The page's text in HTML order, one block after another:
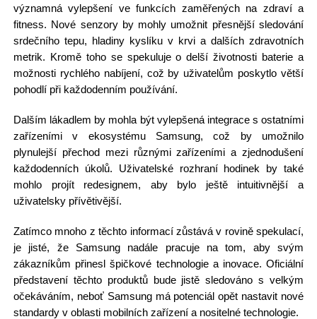
významná vylepšení ve funkcích zaměřených na zdraví a
fitness. Nové senzory by mohly umožnit přesnější sledování
srdečního tepu, hladiny kyslíku v krvi a dalších zdravotních
metrik. Kromě toho se spekuluje o delší životnosti baterie a
možnosti rychlého nabíjení, což by uživatelům poskytlo větší
pohodlí při každodenním používání.
Dalším lákadlem by mohla být vylepšená integrace s ostatními
zařízeními v ekosystému Samsung, což by umožnilo
plynulejší přechod mezi různými zařízeními a zjednodušení
každodenních úkolů. Uživatelské rozhraní hodinek by také
mohlo projít redesignem, aby bylo ještě intuitivnější a
uživatelsky přívětivější.
Zatímco mnoho z těchto informací zůstává v rovině spekulací,
je jisté, že Samsung nadále pracuje na tom, aby svým
zákazníkům přinesl špičkové technologie a inovace. Oficiální
představení těchto produktů bude jistě sledováno s velkým
očekáváním, neboť Samsung má potenciál opět nastavit nové
standardy v oblasti mobilních zařízení a nositelné technologie.